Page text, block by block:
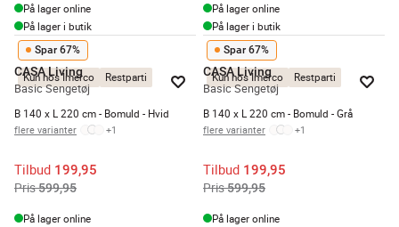
På lager online
På lager i butik
På lager online
På lager i butik
Kun hos Imerco Restparti
Spar 67%
CASA Living
Basic Sengetøj
B 140 x L 220 cm - Bomuld - Hvid
flere varianter +1
Tilbud 199,95
Pris599,95
På lager online
Kun hos Imerco Restparti
Spar 67%
CASA Living
Basic Sengetøj
B 140 x L 220 cm - Bomuld - Grå
flere varianter +1
Tilbud 199,95
Pris599,95
På lager online